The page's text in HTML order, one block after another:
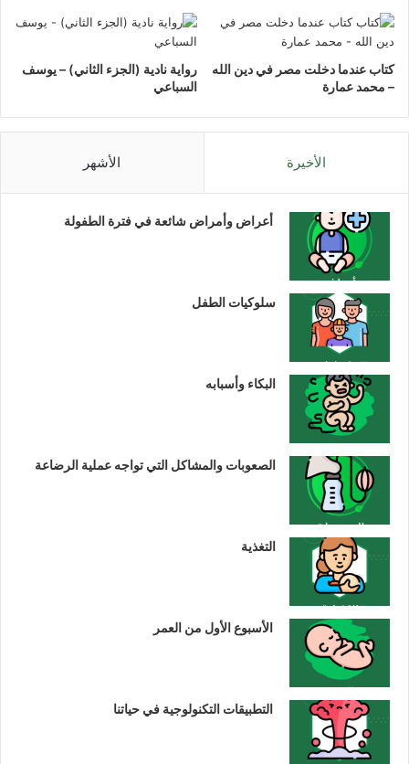
كتاب عندما دخلت مصر في دين الله
– محمد عمارة
رواية نادية (الجزء الثاني) – يوسف
السباعي
الأخيرة الأشهر
أعراض وأمراض شائعة في فترة الطفولة
سلوكيات الطفل
البكاء وأسبابه
الصعوبات والمشاكل التي تواجه عملية الرضاعة
التغذية
الأسبوع الأول من العمر
التطبيقات التكنولوجية في حياتنا